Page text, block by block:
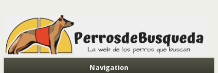
Todo sobre perros de búsqueda y detectores
Navigation